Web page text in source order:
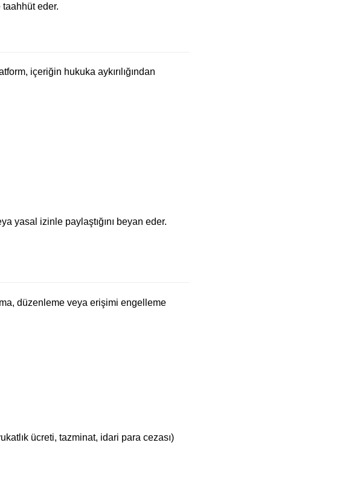
eder.
içeriğin hukuka aykırılığından
yasal izinle paylaştığını beyan eder.
düzenleme veya erişimi engelleme
ücreti, tazminat, idari para cezası)